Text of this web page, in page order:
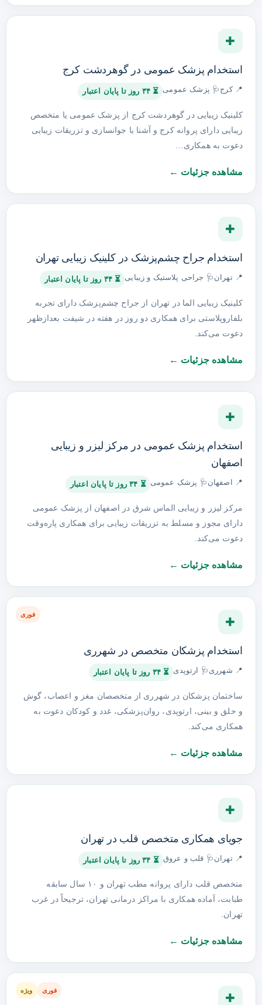
✚
استخدام پزشک عمومی در گوهردشت کرج
📍 کرج 🩺 پزشک عمومی ⏳ ۳۴ روز تا پایان اعتبار
کلینیک زیبایی در گوهردشت کرج از پزشک عمومی یا متخصص
زیبایی دارای پروانه کرج و آشنا با جوانسازی و تزریقات زیبایی
دعوت به همکاری…
مشاهده جزئیات ←
✚
استخدام جراح چشم‌پزشک در کلینیک زیبایی تهران
📍 تهران 🩺 جراحی پلاستیک و زیبایی ⏳ ۳۴ روز تا پایان اعتبار
کلینیک زیبایی الما در تهران از جراح چشم‌پزشک دارای تجربه
بلفاروپلاستی برای همکاری دو روز در هفته در شیفت بعدازظهر
دعوت می‌کند.
مشاهده جزئیات ←
✚
استخدام پزشک عمومی در مرکز لیزر و زیبایی
اصفهان
📍 اصفهان 🩺 پزشک عمومی ⏳ ۳۴ روز تا پایان اعتبار
مرکز لیزر و زیبایی الماس شرق در اصفهان از پزشک عمومی
دارای مجوز و مسلط به تزریقات زیبایی برای همکاری پاره‌وقت
دعوت می‌کند.
مشاهده جزئیات ←
فوری
✚
استخدام پزشکان متخصص در شهرری
📍 شهرری 🩺 ارتوپدی ⏳ ۳۴ روز تا پایان اعتبار
ساختمان پزشکان در شهرری از متخصصان مغز و اعصاب، گوش
و حلق و بینی، ارتوپدی، روان‌پزشکی، غدد و کودکان دعوت به
همکاری می‌کند.
مشاهده جزئیات ←
✚
جویای همکاری متخصص قلب در تهران
📍 تهران 🩺 قلب و عروق ⏳ ۳۴ روز تا پایان اعتبار
متخصص قلب دارای پروانه مطب تهران و ۱۰ سال سابقه
طبابت، آماده همکاری با مراکز درمانی تهران، ترجیحاً در غرب
تهران.
مشاهده جزئیات ←
فوری ویژه
✚